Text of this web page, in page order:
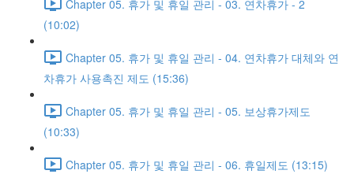
Chapter 05. 휴가 및 휴일 관리 - 03. 연차휴가 - 2
(10:02)
Chapter 05. 휴가 및 휴일 관리 - 04. 연차휴가 대체와 연
차휴가 사용촉진 제도 (15:36)
Chapter 05. 휴가 및 휴일 관리 - 05. 보상휴가제도
(10:33)
Chapter 05. 휴가 및 휴일 관리 - 06. 휴일제도 (13:15)